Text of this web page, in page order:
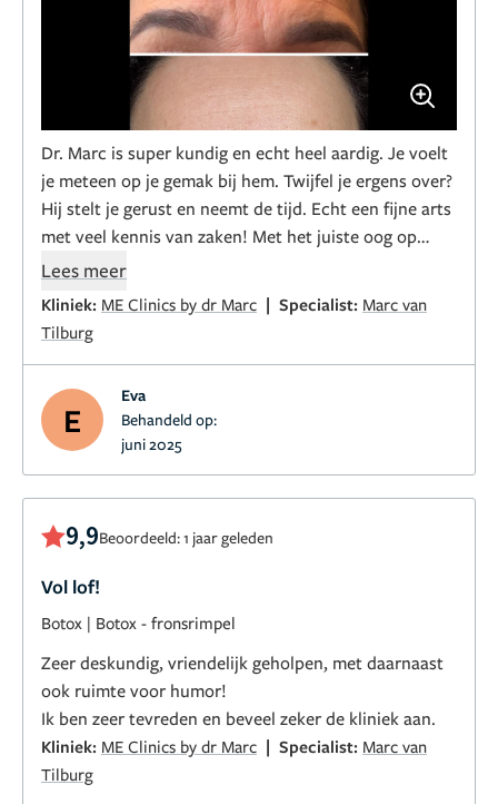
Dr. Marc is super kundig en echt heel aardig. Je voelt
je meteen op je gemak bij hem. Twijfel je ergens over?
Hij stelt je gerust en neemt de tijd. Echt een fijne arts
met veel kennis van zaken! Met het juiste oog op
natuurlijke schoonheid! ☺️
Lees meer
Kliniek: ME Clinics by dr Marc | Specialist: Marc van
Tilburg
E
Eva
Behandeld op:
juni 2025
9,9Beoordeeld: 1 jaar geleden
Vol lof!
Botox | Botox - fronsrimpel
Zeer deskundig, vriendelijk geholpen, met daarnaast
ook ruimte voor humor!
Ik ben zeer tevreden en beveel zeker de kliniek aan.
Kliniek: ME Clinics by dr Marc | Specialist: Marc van
Tilburg